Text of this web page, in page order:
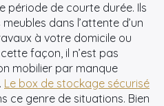
période de courte durée. Ils
dans l’attente d’un
à votre domicile ou
façon, il n’est pas
mobilier par manque
Le box de stockage sécurisé
ce genre de situations. Bien